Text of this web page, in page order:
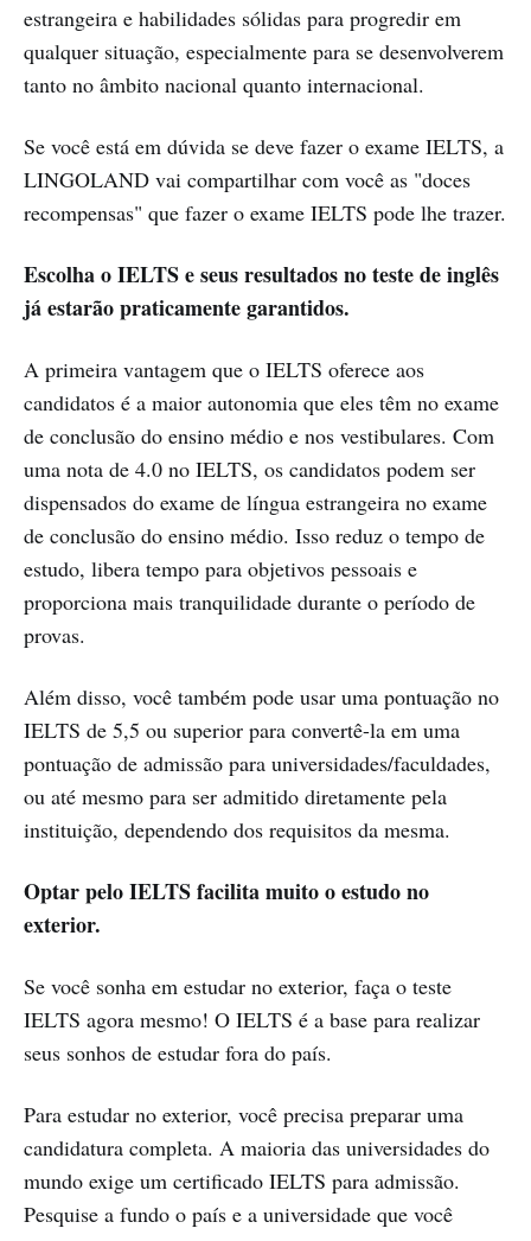
estrangeira e habilidades sólidas para progredir em
qualquer situação, especialmente para se desenvolverem
tanto no âmbito nacional quanto internacional.
Se você está em dúvida se deve fazer o exame IELTS, a
LINGOLAND vai compartilhar com você as "doces
recompensas" que fazer o exame IELTS pode lhe trazer.
Escolha o IELTS e seus resultados no teste de inglês
já estarão praticamente garantidos.
A primeira vantagem que o IELTS oferece aos
candidatos é a maior autonomia que eles têm no exame
de conclusão do ensino médio e nos vestibulares. Com
uma nota de 4.0 no IELTS, os candidatos podem ser
dispensados ​​do exame de língua estrangeira no exame
de conclusão do ensino médio. Isso reduz o tempo de
estudo, libera tempo para objetivos pessoais e
proporciona mais tranquilidade durante o período de
provas.
Além disso, você também pode usar uma pontuação no
IELTS de 5,5 ou superior para convertê-la em uma
pontuação de admissão para universidades/faculdades,
ou até mesmo para ser admitido diretamente pela
instituição, dependendo dos requisitos da mesma.
Optar pelo IELTS facilita muito o estudo no
exterior.
Se você sonha em estudar no exterior, faça o teste
IELTS agora mesmo! O IELTS é a base para realizar
seus sonhos de estudar fora do país.
Para estudar no exterior, você precisa preparar uma
candidatura completa. A maioria das universidades do
mundo exige um certificado IELTS para admissão.
Pesquise a fundo o país e a universidade que você